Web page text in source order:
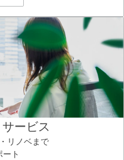
ービス
リノベまで
ト